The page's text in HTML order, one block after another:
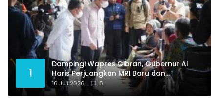
1
Dampingi Wapres Gibran, Gubernur Al
Haris Perjuangkan MRI Baru dan
Tambahan Dokter Spesialis untuk RSUD
Raden Mattaher
16 Juli 2026 0